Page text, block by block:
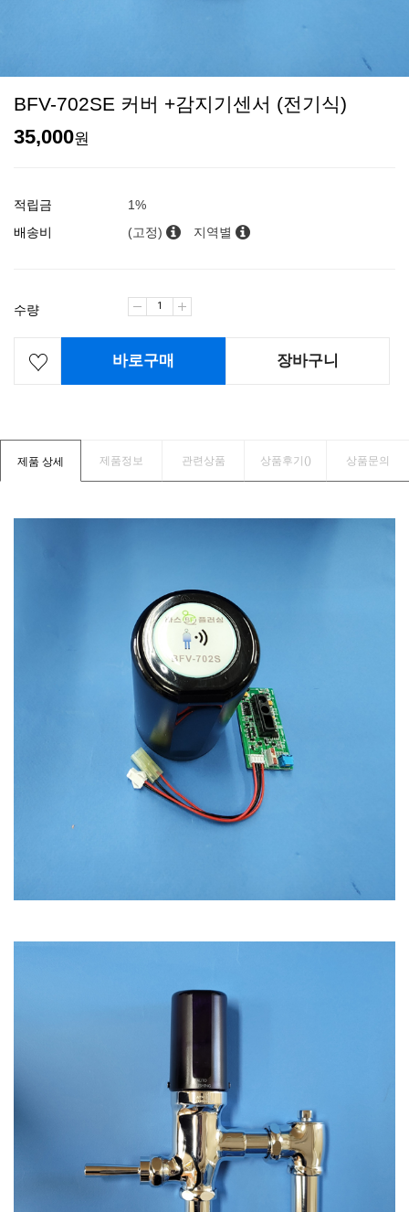
BFV-702SE 커버 +감지기센서 (전기식)
35,000원
적립금
1%
배송비
(고정) 지역별
수량
바로구매 장바구니
제품 상세 제품정보 관련상품 상품후기() 상품문의